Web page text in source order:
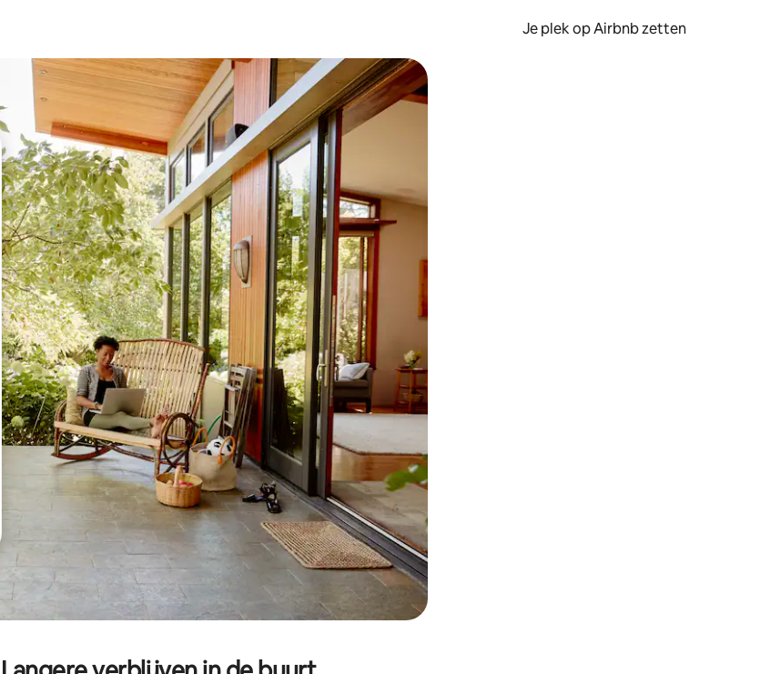
Je plek op Airbnb zetten
met je de pijltjestoetsen omhoog en omlaag, óf door te tikken of swipen.